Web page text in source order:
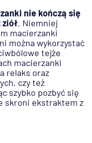
nie kończą się
. Niemniej
macierzanki
można wykorzystać
tejże
macierzanki
relaks oraz
czy też
szybko pozbyć się
skroni ekstraktem z